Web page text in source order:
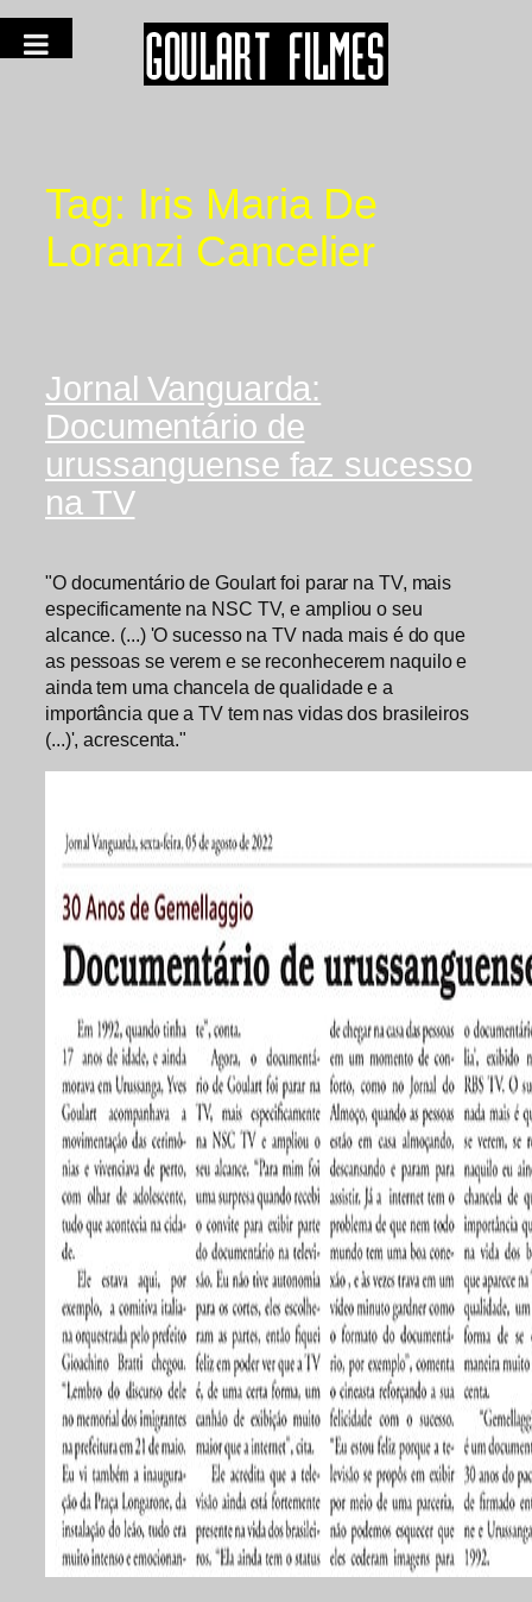
Tag: Iris Maria De
Loranzi Cancelier
Jornal Vanguarda:
Documentário de
urussanguense faz sucesso
na TV
"O documentário de Goulart foi parar na TV, mais
especificamente na NSC TV, e ampliou o seu
alcance. (...) 'O sucesso na TV nada mais é do que
as pessoas se verem e se reconhecerem naquilo e
ainda tem uma chancela de qualidade e a
importância que a TV tem nas vidas dos brasileiros
(...)', acrescenta."